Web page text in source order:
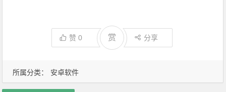
所属分类： 安卓软件
赞0 赏 分享